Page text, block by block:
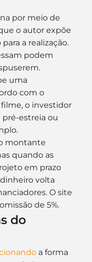
por meio de
o autor expõe
a realização.
podem
uma
com o
o investidor
pré-estreia ou
montante
quando as
em prazo
volta
O site
de 5%.
do
a forma